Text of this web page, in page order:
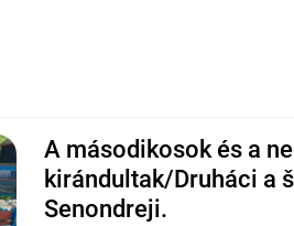
A másodikosok és a
kirándultak/Druháci a
Senondreji.